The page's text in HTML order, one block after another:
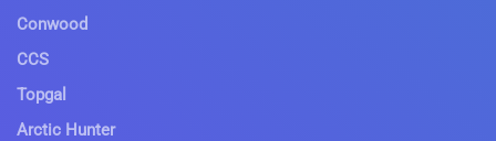
Conwood
CCS
Topgal
Arctic Hunter